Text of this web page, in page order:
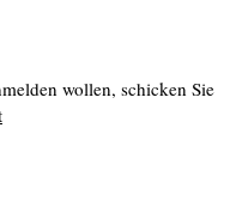
wollen, schicken Sie